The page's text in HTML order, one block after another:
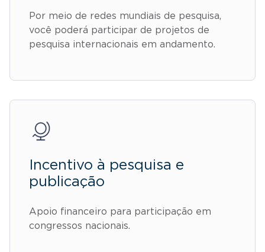
Por meio de redes mundiais de pesquisa,
você poderá participar de projetos de
pesquisa internacionais em andamento.
Incentivo à pesquisa e
publicação
Apoio financeiro para participação em
congressos nacionais.